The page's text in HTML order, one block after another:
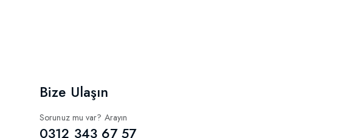
Bize Ulaşın
Sorunuz mu var? Arayın
0312 343 67 57